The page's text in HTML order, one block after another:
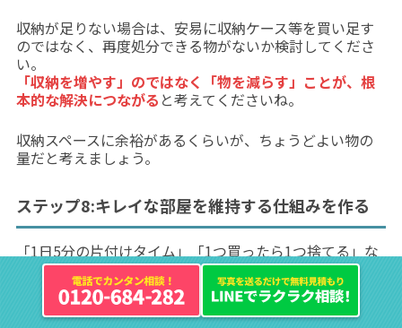
収納が足りない場合は、安易に収納ケース等を買い足す
のではなく、再度処分できる物がないか検討してくださ
い。
「収納を増やす」のではなく「物を減らす」ことが、根
本的な解決につながる と考えてくださいね。
収納スペースに余裕があるくらいが、ちょうどよい物の
量だと考えましょう。
ステップ8:キレイな部屋を維持する仕組みを作る
「1日5分の片付けタイム」「1つ買ったら1つ捨てる」な
ど、散らからないルールを決めて守ることが大切です。
日常生活に片付け習慣を溶け込ませることで、リバウン
ドを防ぐことができます。